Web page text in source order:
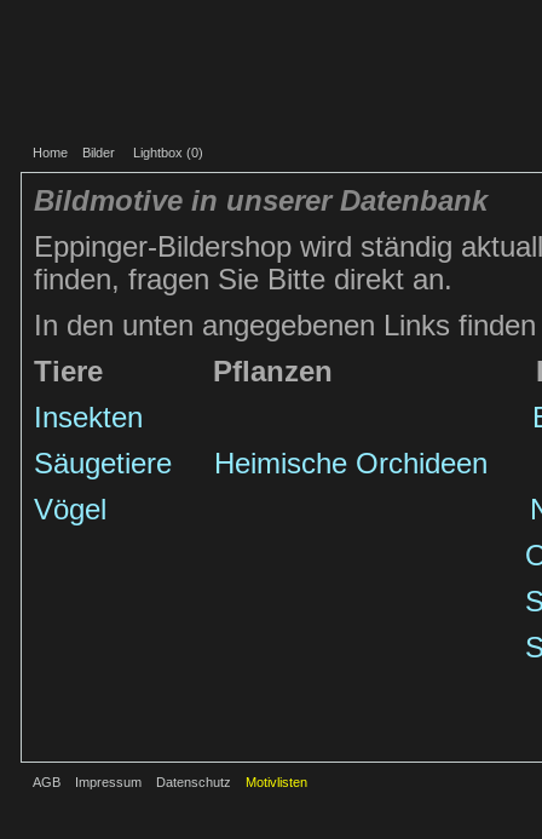
Home Bilder Lightbox (0)
AGB Impressum Datenschutz Motivlisten
Bildmotive in unserer Datenbank
Eppinger-Bildershop wird ständig
finden, fragen Sie Bitte direkt an.
In den unten angegebenen Links
Tiere
Pflanzen
Insekten
Säugetiere
Heimische Orchideen
Vögel